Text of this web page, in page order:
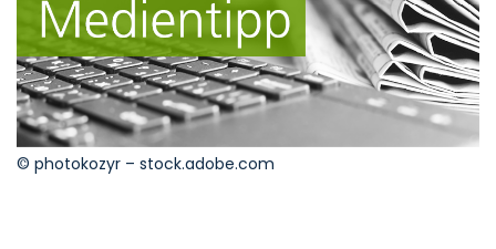
© photokozyr – stock.adobe.com